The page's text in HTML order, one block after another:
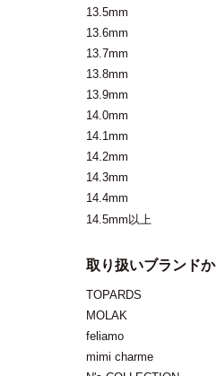
13.5mm
13.6mm
13.7mm
13.8mm
13.9mm
14.0mm
14.1mm
14.2mm
14.3mm
14.4mm
14.5mm以上
取り扱いブランド
TOPARDS
MOLAK
feliamo
mimi charme